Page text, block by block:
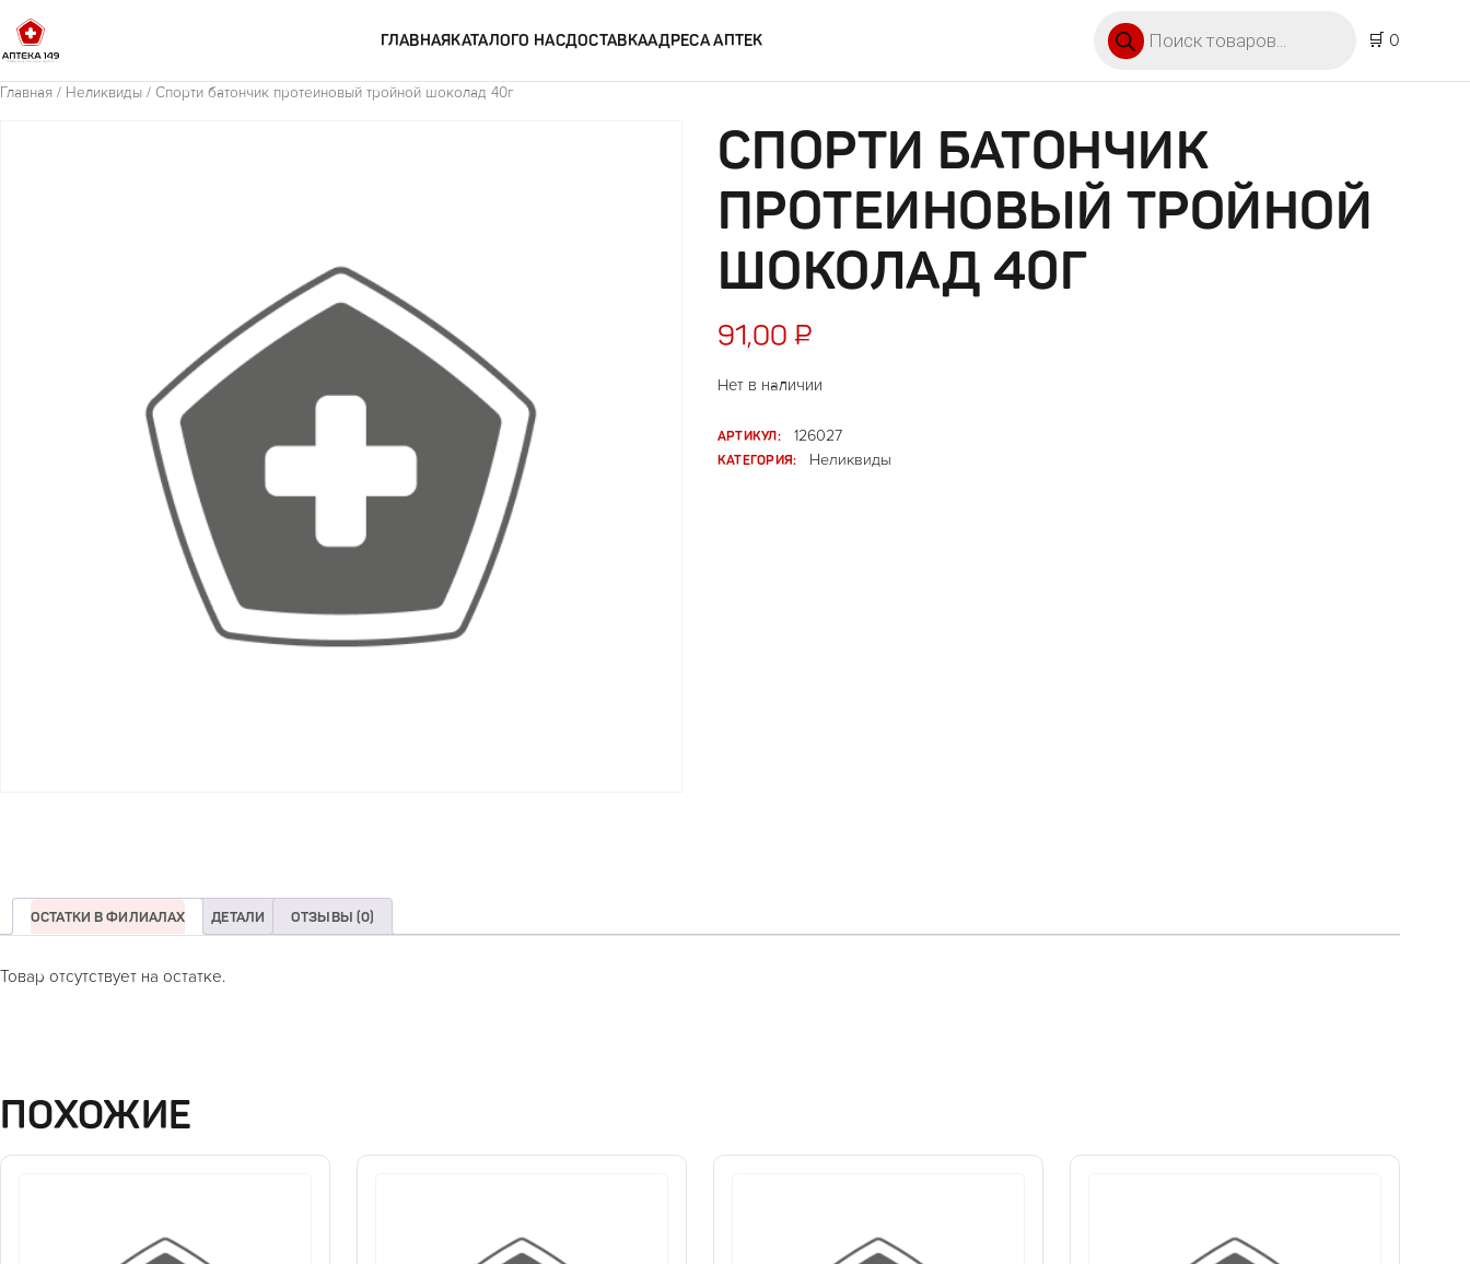
ГЛАВНАЯКАТАЛОГО НАСДОСТАВКААДРЕСА АПТЕК
🛒 0
Главная / Неликвиды / Спорти батончик протеиновый тройной шоколад 40г
СПОРТИ БАТОНЧИК
ПРОТЕИНОВЫЙ ТРОЙНОЙ
ШОКОЛАД 40Г
91,00 ₽
Нет в наличии
АРТИКУЛ:
126027
КАТЕГОРИЯ:
Неликвиды
ОСТАТКИ В ФИЛИАЛАХ ДЕТАЛИ ОТЗЫВЫ (0)
Товар отсутствует на остатке.
ПОХОЖИЕ